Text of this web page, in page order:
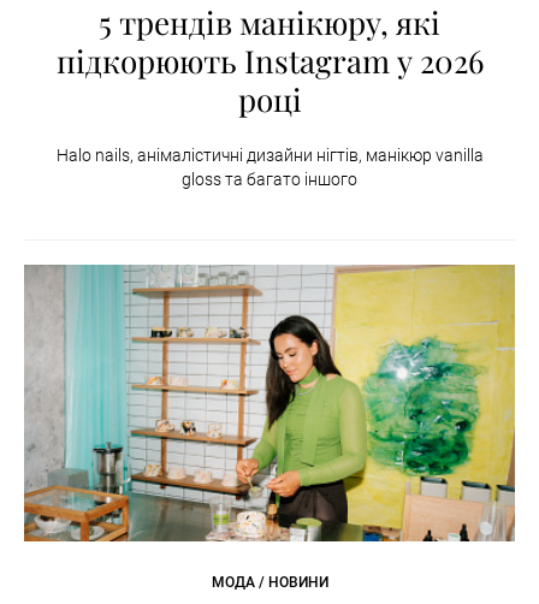
5 трендів манікюру, які
підкорюють Instagram у 2026
році
Halo nails, анімалістичні дизайни нігтів, манікюр vanilla
gloss та багато іншого
МОДА / НОВИНИ